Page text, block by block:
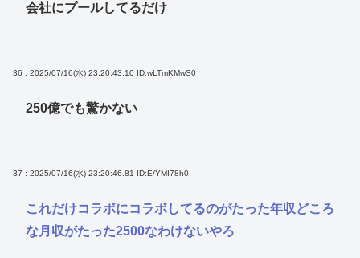
会社にプールしてるだけ
36 : 2025/07/16(水) 23:20:43.10 ID:wLTmKMwS0
250億でも驚かない
37 : 2025/07/16(水) 23:20:46.81 ID:E/YMI78h0
これだけコラボにコラボしてるのがたった年収どころ
な月収がたった2500なわけないやろ